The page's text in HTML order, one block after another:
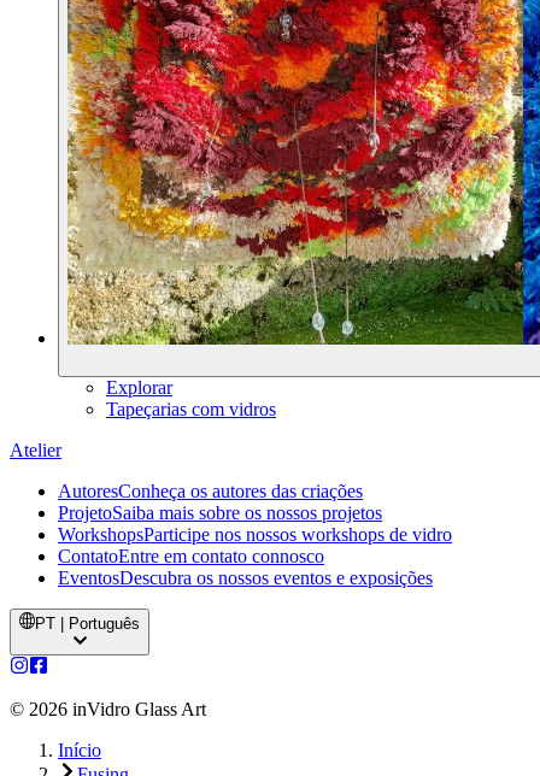
Explorar
Tapeçarias com vidros
Atelier
AutoresConheça os autores das criações
ProjetoSaiba mais sobre os nossos projetos
WorkshopsParticipe nos nossos workshops de vidro
ContatoEntre em contato connosco
EventosDescubra os nossos eventos e exposições
PT | Português
© 2026 inVidro Glass Art
Início